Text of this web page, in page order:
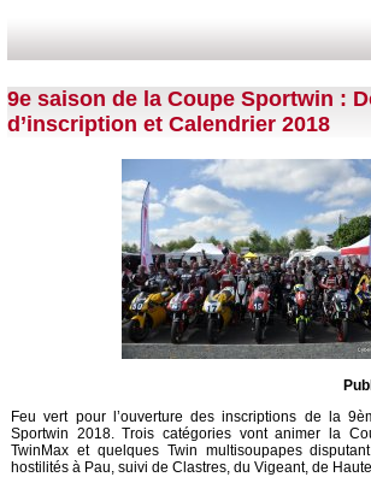
9e saison de la Coupe Sportwin :
d’inscription et Calendrier 2018
Feu vert pour l’ouverture des inscriptions de la
Sportwin 2018. Trois catégories vont animer la
TwinMax et quelques Twin multisoupapes
hostilités à Pau, suivi de Clastres, du Vigeant, de